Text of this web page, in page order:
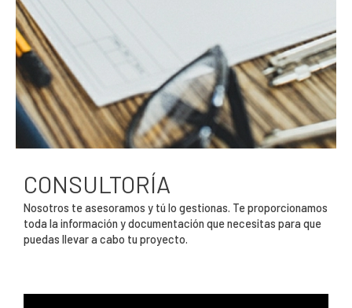
CONSULTORÍA
Nosotros te asesoramos y tú lo gestionas. Te proporcionamos
toda la información y documentación que necesitas para que
puedas llevar a cabo tu proyecto.